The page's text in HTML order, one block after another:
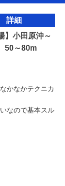
詳細
】小田原沖～
50～80m
かなかテクニカ
なので基本スル